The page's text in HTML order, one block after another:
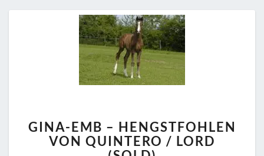
EMB
–
HENGSTFOHLEN
GINA-EMB – HENGSTFOHLEN
VON QUINTERO / LORD